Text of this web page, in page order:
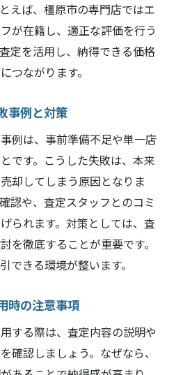
えば、橿原市の専門店ではエ
が在籍し、適正な評価を行う
定を活用し、納得できる価格
つながります。
事例と対策
例は、事前準備不足や単一店
です。こうした失敗は、本来
却してしまう原因となりま
認や、査定スタッフとのコミ
られます。対策としては、査
を徹底することが重要です。
できる環境が整います。
時の注意事項
する際は、査定内容の説明や
確認しましょう。なぜなら、